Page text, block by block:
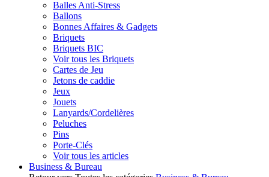
Balles Anti-Stress
Ballons
Bonnes Affaires & Gadgets
Briquets
Briquets BIC
Voir tous les Briquets
Cartes de Jeu
Jetons de caddie
Jeux
Jouets
Lanyards/Cordelières
Peluches
Pins
Porte-Clés
Voir tous les articles
Business & Bureau